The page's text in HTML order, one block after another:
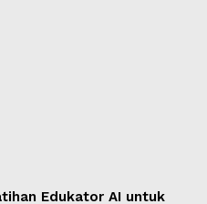
Edukator AI untuk